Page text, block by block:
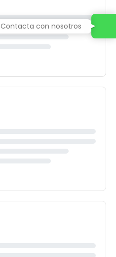
Contacta con nosotros